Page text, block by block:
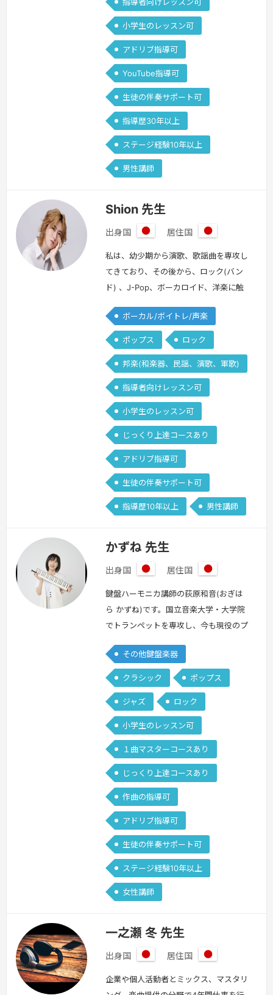
小学生のレッスン可
アドリブ指導可
YouTube指導可
生徒の伴奏サポート可
指導歴30年以上
ステージ経験10年以上
男性講師
Shion 先生
出身国
本
居住国
本
私は、幼少期から演歌、歌謡曲を専攻し
てきており、その後から、ロック(バン
ド) 、J-Pop、ボーカロイド、洋楽に触
手含め100を超えており、プロを目指し
ている方への対策も対応可能です。ま
た、大手カルチャー教室でのレッスンも
受け持っていたため、初心者〜経験者問
わずレッスン可能です。カラオケの点数
底上げも得意です。続きを見る »
ボーカル/ボイトレ/声楽
ポップス ロック
邦楽(和楽器、民謡、演歌、軍歌)
指導者向けレッスン可
小学生のレッスン可
じっくり上達コースあり
アドリブ指導可
生徒の伴奏サポート可
指導歴10年以上 男性講師
かずね 先生
出身国
本
居住国
本
鍵盤ハーモニカ講師の荻原和音(おぎは
ら かずね)です。国立音楽大学・大学院
でトランペットを専攻し、今も現役のプ
ーモニカは約10年演奏していて、トラン
ペットで身につけた息のコントロールを
活かしながら、"主役としても輝ける"メ
ロディ楽器としての魅力を伝えるのが得
意です。また、ドラマ・映画・ゲーム・
CMなどの音楽にも関わってきた経験を
通して、「どうすればより多くの人の…
続きを見る »
その他鍵盤楽器
クラシック ポップス
ジャズ ロック
小学生のレッスン可
１曲マスターコースあり
じっくり上達コースあり
作曲の指導可
アドリブ指導可
生徒の伴奏サポート可
ステージ経験10年以上
女性講師
一之瀬 冬 先生
出身国
本
居住国
本
企業や個人活動者とミックス、マスタリ